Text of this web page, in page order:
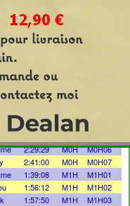
2:41:43 M0F
2:45:14 M0F
2:54:13 M0F
1:58:27 M0H
2:21:34 M0H
M0H04
2:29:29 M0H
M0H06
2:41:00 M0H
M0H07
1:39:08 M1H
M1H01
1:56:12 M1H
M1H02
1:57:50 M1H
M1H03